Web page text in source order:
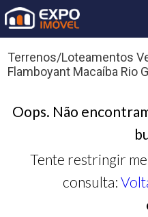
Terrenos/Loteamentos
Flamboyant Macaíba Rio
Oops. Não
Tente restringir
consulta: